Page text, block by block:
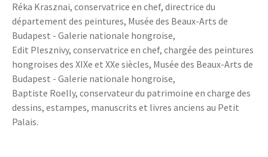
Réka Krasznai, conservatrice en chef, directrice du
département des peintures, Musée des Beaux-Arts de
Budapest - Galerie nationale hongroise,
Edit Plesznivy, conservatrice en chef, chargée des peintures
hongroises des XIXe et XXe siècles, Musée des Beaux-Arts de
Budapest - Galerie nationale hongroise,
Baptiste Roelly, conservateur du patrimoine en charge des
dessins, estampes, manuscrits et livres anciens au Petit
Palais.